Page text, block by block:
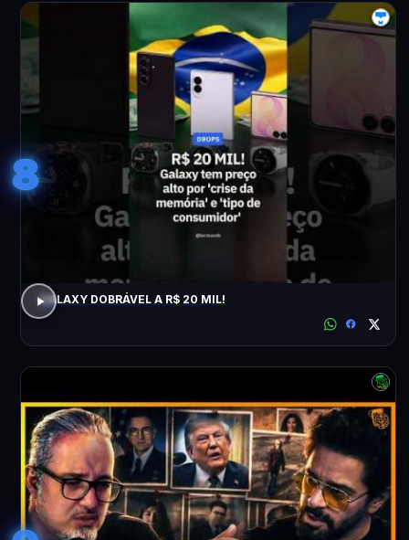
8
GALAXY DOBRÁVEL A R$ 20 MIL!